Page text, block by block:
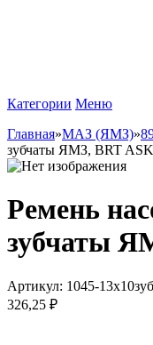
Категории Меню
Главная»МАЗ (ЯМЗ)»
зубчаты ЯМЗ, BRT ASK
Ремень
зубчаты
Артикул: 1045-13х10зуб
326,25 ₽